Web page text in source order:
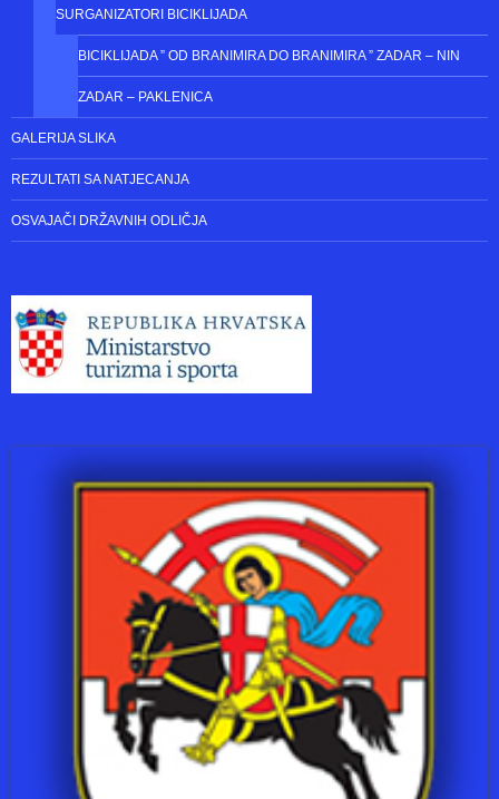
VELIKA NAGRADA 1.SVIBNJA
BICIKLIJADE
BICIKLISTIČKI MARATON ZADAR – KNIN “PUT VJETRA,PUT OLUJE”
SURGANIZATORI BICIKLIJADA
BICIKLIJADA ” OD BRANIMIRA DO BRANIMIRA ” ZADAR – NIN
ZADAR – PAKLENICA
REZULTATI SA NATJECANJA
OSVAJAČI DRŽAVNIH ODLIČJA